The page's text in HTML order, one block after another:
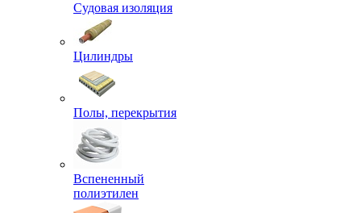
Судовая изоляция
Цилиндры
Полы, перекрытия
Вспененный
полиэтилен